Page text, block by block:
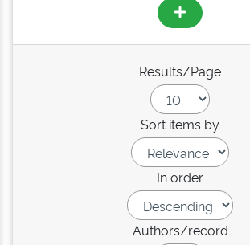
Results/Page
Sort items by
In order
Authors/record